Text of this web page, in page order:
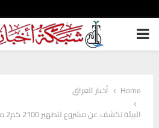
PRIMARY
Home
أخبار العراق
البيئة تكشف عن مشروع لتطهير 2100 كم2 من المساحات الملوثة بالألغام